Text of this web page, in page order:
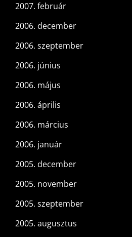
2007. február
2006. december
2006. szeptember
2006. június
2006. május
2006. április
2006. március
2006. január
2005. december
2005. november
2005. szeptember
2005. augusztus